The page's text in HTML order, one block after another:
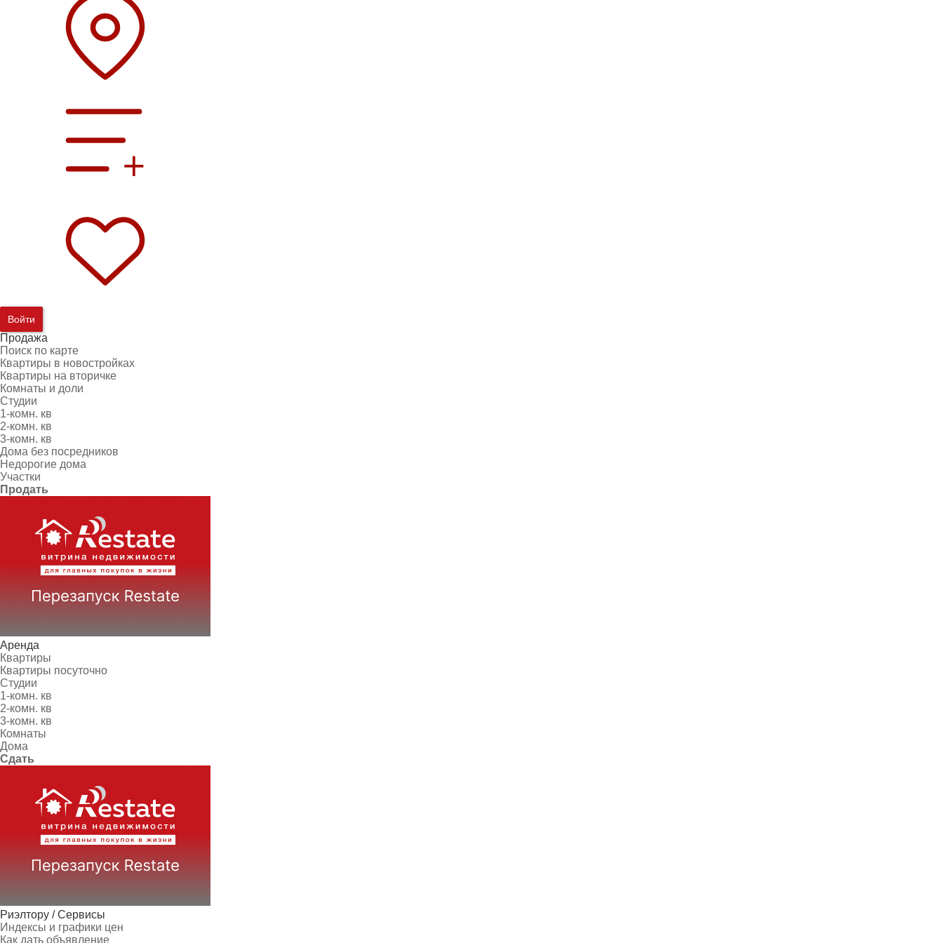
Войти
Продажа
Поиск по карте
Квартиры в новостройках
Квартиры на вторичке
Комнаты и доли
Студии
1-комн. кв
2-комн. кв
3-комн. кв
Дома без посредников
Недорогие дома
Участки
Продать
Аренда
Квартиры
Квартиры посуточно
Студии
1-комн. кв
2-комн. кв
3-комн. кв
Комнаты
Дома
Сдать
Риэлтору / Сервисы
Индексы и графики цен
Как дать объявление